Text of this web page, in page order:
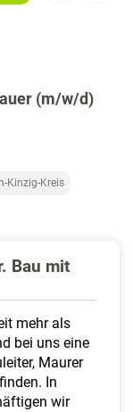
s
(m/w/d)
Kinzig-Kreis
Bau mit
mehr als
bei uns eine
Maurer
In
wir